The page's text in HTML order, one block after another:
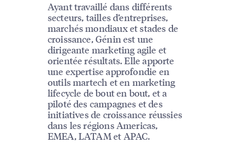
Ayant travaillé dans différents
secteurs, tailles d’entreprises,
marchés mondiaux et stades de
croissance, Génin est une
dirigeante marketing agile et
orientée résultats. Elle apporte
une expertise approfondie en
outils martech et en marketing
lifecycle de bout en bout, et a
piloté des campagnes et des
initiatives de croissance réussies
dans les régions Americas,
EMEA, LATAM et APAC.